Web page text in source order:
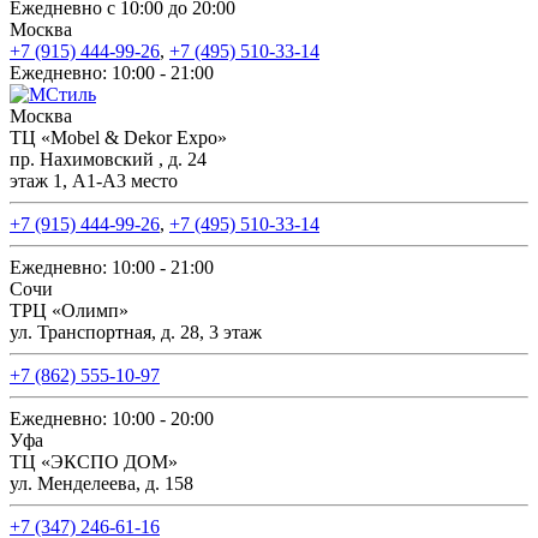
Ежедневно с 10:00 до 20:00
Москва
+7 (915) 444-99-26, +7 (495) 510-33-14
Ежедневно: 10:00 - 21:00
Москва
ТЦ «Mobel & Dekor Expo»
пр. Нахимовский , д. 24
этаж 1, А1-А3 место
+7 (915) 444-99-26, +7 (495) 510-33-14
Ежедневно: 10:00 - 21:00
Сочи
ТРЦ «Олимп»
ул. Транспортная, д. 28, 3 этаж
+7 (862) 555-10-97
Ежедневно: 10:00 - 20:00
Уфа
ТЦ «ЭКСПО ДОМ»
ул. Менделеева, д. 158
+7 (347) 246-61-16